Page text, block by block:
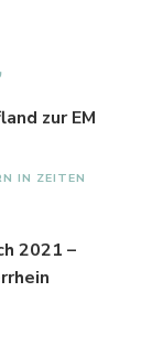
zur EM
IN ZEITEN
2021 –